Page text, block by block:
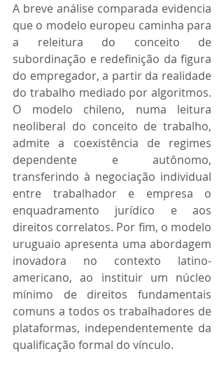
A breve análise comparada evidencia
que o modelo europeu caminha para
a releitura do conceito de
subordinação e redefinição da figura
do empregador, a partir da realidade
do trabalho mediado por algoritmos.
O modelo chileno, numa leitura
neoliberal do conceito de trabalho,
admite a coexistência de regimes
dependente e autônomo,
transferindo à negociação individual
entre trabalhador e empresa o
enquadramento jurídico e aos
direitos correlatos. Por fim, o modelo
uruguaio apresenta uma abordagem
inovadora no contexto latino-
americano, ao instituir um núcleo
mínimo de direitos fundamentais
comuns a todos os trabalhadores de
plataformas, independentemente da
qualificação formal do vínculo.